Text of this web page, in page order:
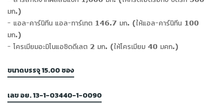
มก.)
- แอล-คาร์นิทีน แอล-ทาร์เทต 146.7 มก. (ให้แอล-คาร์นิทีน 100
มก.)
- โครเมียมอะมิโนแอซิดดีเลต 2 มก. (ให้โครเมียม 40 มคก.)
ขนาดบรรจุ 15.00 ซอง
เลข อย. 13-1-03440-1-0090